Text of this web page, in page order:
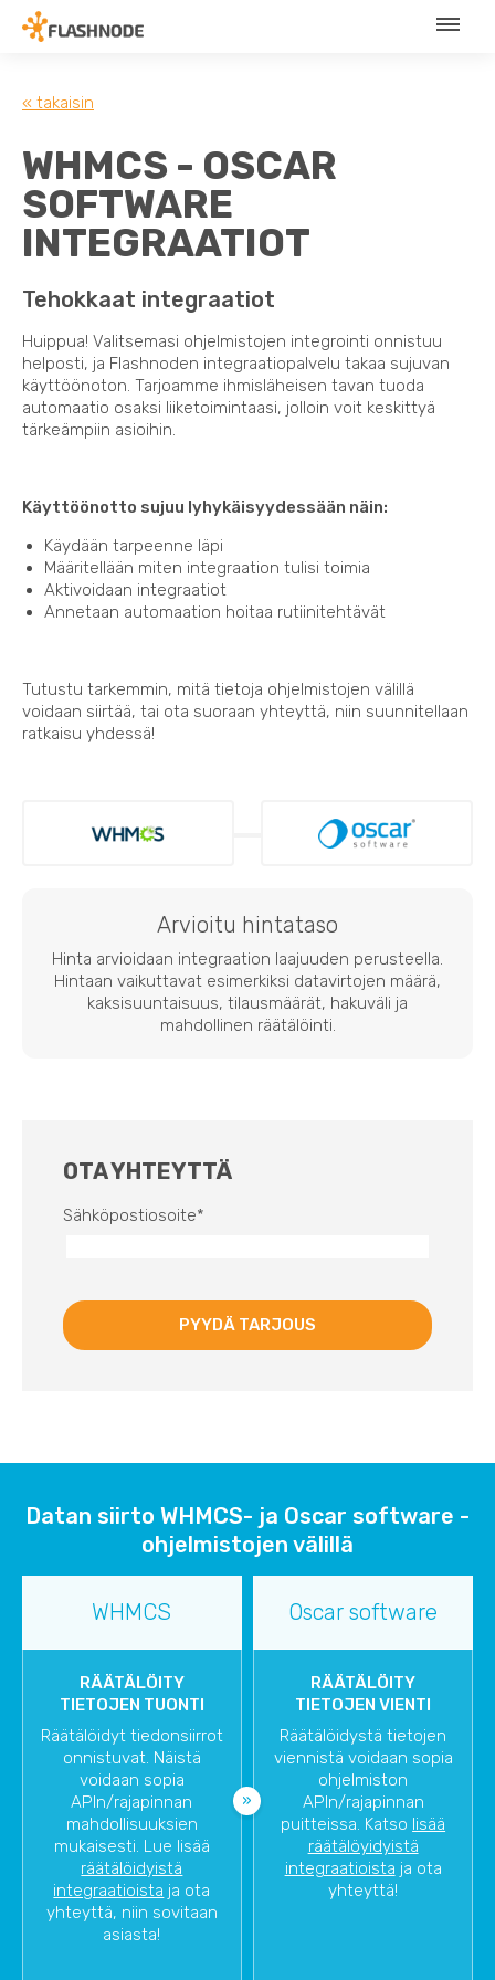
« takaisin
WHMCS - OSCAR
SOFTWARE
INTEGRAATIOT
Tehokkaat integraatiot
Huippua! Valitsemasi ohjelmistojen integrointi onnistuu
helposti, ja Flashnoden integraatiopalvelu takaa sujuvan
käyttöönoton. Tarjoamme ihmisläheisen tavan tuoda
automaatio osaksi liiketoimintaasi, jolloin voit keskittyä
tärkeämpiin asioihin.
Käyttöönotto sujuu lyhykäisyydessään näin:
Käydään tarpeenne läpi
Määritellään miten integraation tulisi toimia
Aktivoidaan integraatiot
Annetaan automaation hoitaa rutiinitehtävät
Tutustu tarkemmin, mitä tietoja ohjelmistojen välillä
voidaan siirtää, tai ota suoraan yhteyttä, niin suunnitellaan
ratkaisu yhdessä!
Arvioitu hintataso
Hinta arvioidaan integraation laajuuden perusteella.
Hintaan vaikuttavat esimerkiksi datavirtojen määrä,
kaksisuuntaisuus, tilausmäärät, hakuväli ja
mahdollinen räätälöinti.
OTA YHTEYTTÄ
Sähköpostiosoite*
Datan siirto WHMCS- ja Oscar software -
ohjelmistojen välillä
WHMCS Oscar software
RÄÄTÄLÖITY
TIETOJEN TUONTI
Räätälöidyt tiedonsiirrot
onnistuvat. Näistä
voidaan sopia
APIn/rajapinnan
mahdollisuuksien
mukaisesti. Lue lisää
räätälöidyistä
integraatioista ja ota
yhteyttä, niin sovitaan
asiasta!
RÄÄTÄLÖITY
TIETOJEN VIENTI
Räätälöidystä tietojen
viennistä voidaan sopia
ohjelmiston
APIn/rajapinnan
puitteissa. Katso lisää
räätälöyidyistä
integraatioista ja ota
yhteyttä!